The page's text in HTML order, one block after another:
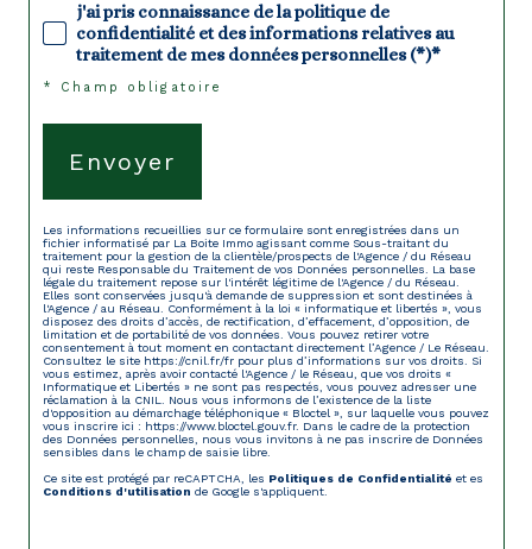
j'ai pris connaissance de la politique de
confidentialité et des informations relatives au
traitement de mes données personnelles (*)*
* Champ obligatoire
Envoyer
Les informations recueillies sur ce formulaire sont enregistrées dans un
fichier informatisé par La Boite Immo agissant comme Sous-traitant du
traitement pour la gestion de la clientèle/prospects de l'Agence / du Réseau
qui reste Responsable du Traitement de vos Données personnelles. La base
légale du traitement repose sur l'intérêt légitime de l'Agence / du Réseau.
Elles sont conservées jusqu'à demande de suppression et sont destinées à
l'Agence / au Réseau. Conformément à la loi « informatique et libertés », vous
disposez des droits d’accès, de rectification, d’effacement, d’opposition, de
limitation et de portabilité de vos données. Vous pouvez retirer votre
consentement à tout moment en contactant directement l’Agence / Le Réseau.
Consultez le site https://cnil.fr/fr pour plus d’informations sur vos droits. Si
vous estimez, après avoir contacté l'Agence / le Réseau, que vos droits «
Informatique et Libertés » ne sont pas respectés, vous pouvez adresser une
réclamation à la CNIL. Nous vous informons de l’existence de la liste
d'opposition au démarchage téléphonique « Bloctel », sur laquelle vous pouvez
vous inscrire ici : https://www.bloctel.gouv.fr. Dans le cadre de la protection
des Données personnelles, nous vous invitons à ne pas inscrire de Données
sensibles dans le champ de saisie libre.
Ce site est protégé par reCAPTCHA, les Politiques de Confidentialité et es
Conditions d'utilisation de Google s'appliquent.